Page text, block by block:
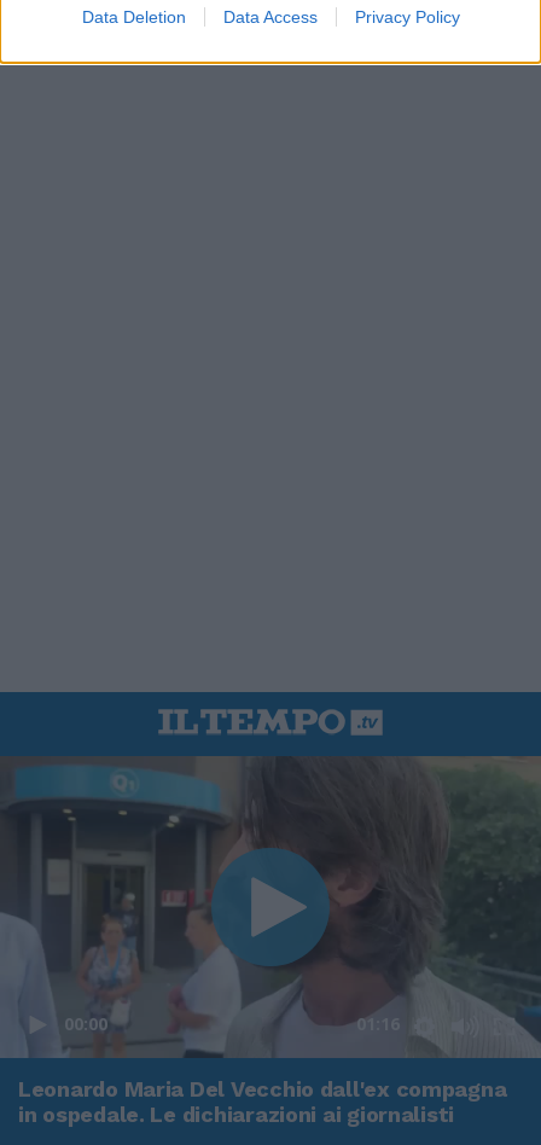
Data Deletion Data Access Privacy Policy
00:00 01:16
Leonardo Maria Del Vecchio dall'ex compagna
in ospedale. Le dichiarazioni ai giornalisti